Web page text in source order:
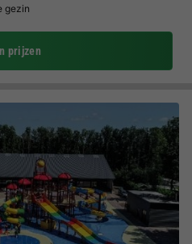
gezin
prijzen